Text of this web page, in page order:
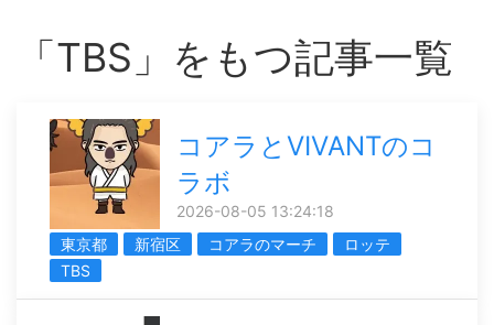
「TBS」をもつ記事一覧
コアラとVIVANTのコ
ラボ
2026-08-05 13:24:18
東京都
新宿区 コアラのマーチ
ロッテ
TBS